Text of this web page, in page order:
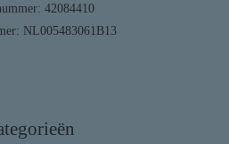
42084410
NL005483061B13